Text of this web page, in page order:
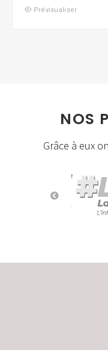
Prévisualiser
NOS
Grâce à eux